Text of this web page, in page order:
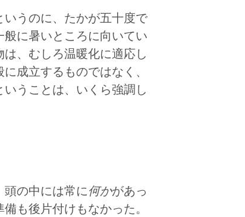
うのに、たかが五十度で
に暑いところに向いてい
、むしろ温暖化に適応し
成立するものではなく、
うことは、いくら強調し
の中には常に何かがあっ
も後片付けもなかった。